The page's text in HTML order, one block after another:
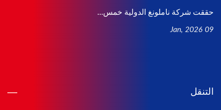
حققت شركة ناملونغ الدولية خمس...
09 Jan, 2026
التنقل